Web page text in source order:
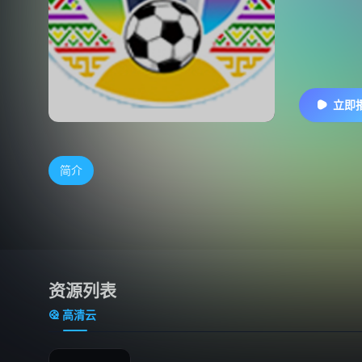
立即
简介
资源列表
高清云